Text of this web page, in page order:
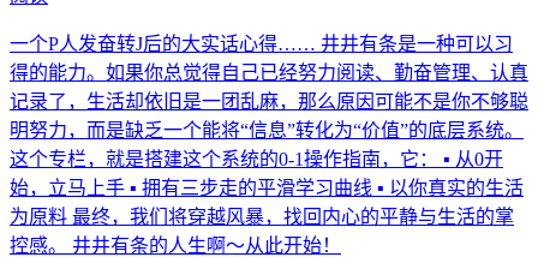
一个P人发奋转J后的大实话心得…… 井井有条是一种可以习
得的能力。如果你总觉得自己已经努力阅读、勤奋管理、认真
记录了，生活却依旧是一团乱麻，那么原因可能不是你不够聪
明努力，而是缺乏一个能将“信息”转化为“价值”的底层系统。
这个专栏，就是搭建这个系统的0-1操作指南，它： ▪️ 从0开
始，立马上手 ▪️ 拥有三步走的平滑学习曲线 ▪️ 以你真实的生活
为原料 最终，我们将穿越风暴，找回内心的平静与生活的掌
控感。 井井有条的人生啊～从此开始！